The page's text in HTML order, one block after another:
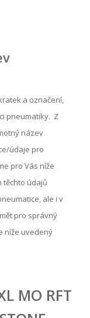
a označení,
pneumatiky. Z
název
údaje pro
pro Vás níže
těchto údajů
ale i v
pro správný
níže uvedený
MO RFT